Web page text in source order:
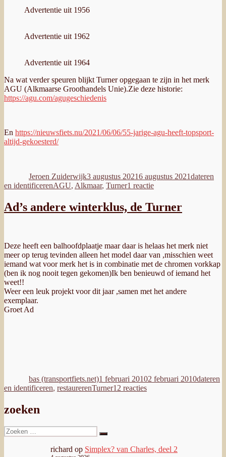
Advertentie uit 1956
Advertentie uit 1962
Advertentie uit 1964
Na wat verder speuren blijkt Turner opgegaan te zijn in het merk
AGU (Alkmaarse Groothandels Unie).Zie deze historie:
https://agu.com/agugeschiedenis
En https://nieuwsfiets.nu/2021/06/06/55-jarige-agu-heeft-topsport-
altijd-gekoesterd/
Jeroen Zuiderwijk3 augustus 20216 augustus 2021dateren
en identificerenTags
AGU, Alkmaar, Turner1 reactieop
transportfiets
Ad’s andere winterklus, de Turner
Deze heeft een balhoofdplaatje maar daar is helaas het merk niet
meer op terug tevinden alleen het model daar van ,misschien weet
iemand wat voor merk het is in combinatie met de chromen vorkkap
(ben ik nog nooit tegen gekomen)Ik ben benieuwd of iemand het
weet!!
Weer een leuk projekt voor dit jaar ,samen met het andere
exemplaar.
Groet Ad
bas (transportfiets.net)1 februari 20102 februari 2010dateren
en identificeren, restaurerenTags
Turner12 reactiesop
zoeken
Zoeken
naar:
Zoeken
richard op Simplex? van Charles, deel 2